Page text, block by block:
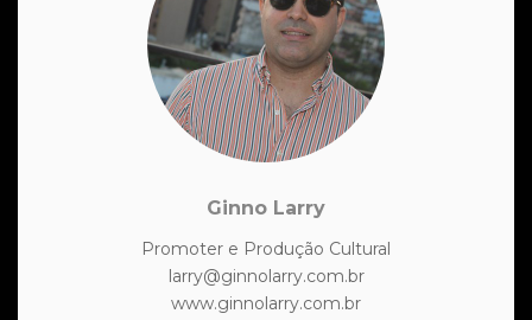
Ginno Larry
Promoter e Produção Cultural
larry@ginnolarry.com.br
www.ginnolarry.com.br